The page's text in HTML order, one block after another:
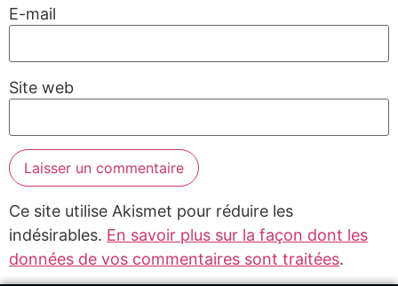
E-mail
Site web
Ce site utilise Akismet pour réduire les
indésirables. En savoir plus sur la façon dont les
données de vos commentaires sont traitées.